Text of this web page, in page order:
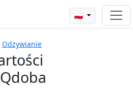
🇵🇱
Odżywianie